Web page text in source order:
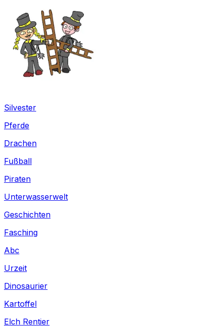
Silvester
Pferde
Drachen
Fußball
Piraten
Unterwasserwelt
Geschichten
Fasching
Abc
Urzeit
Dinosaurier
Kartoffel
Elch Rentier